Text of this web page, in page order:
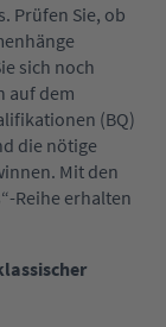
Prüfen Sie, ob
sich noch
auf dem
(BQ)
die nötige
Mit den
Reihe erhalten